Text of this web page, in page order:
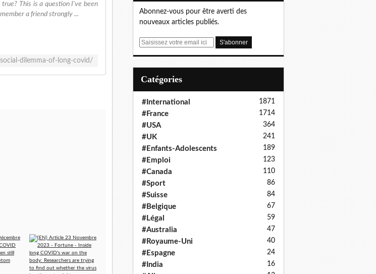
This is a question I've been
a friend strongly ...
dilemma-of-long-covid/
Abonnez-vous pour être averti des
nouveaux articles publiés.
E
Catégories
#International 1871
#France 1714
#USA 364
#UK 241
#Enfants-Adolescents 189
#Emploi 123
#Canada 110
#Sport 86
#Suisse 84
#Belgique 67
#Légal 59
#Australia 47
#Royaume-Uni 40
#Espagne 24
#India 16